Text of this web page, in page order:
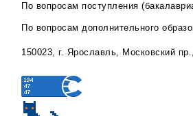
По вопросам поступления
По вопросам дополнительного
150023, г. Ярославль, Московский